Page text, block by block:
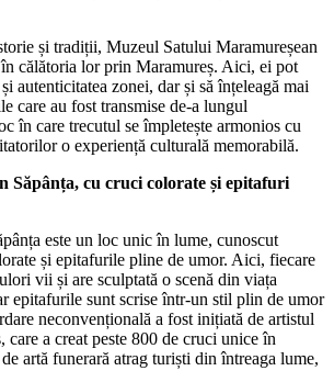
și tradiții, Muzeul Satului Maramureșean
în călătoria lor prin Maramureș. Aici, ei pot
autenticitatea zonei, dar și să înțeleagă mai
care au fost transmise de-a lungul
în care trecutul se împletește armonios cu
o experiență culturală memorabilă.
Săpânța, cu cruci colorate și epitafuri
este un loc unic în lume, cunoscut
și epitafurile pline de umor. Aici, fiecare
vii și are sculptată o scenă din viața
epitafurile sunt scrise într-un stil plin de umor
neconvențională a fost inițiată de artistul
care a creat peste 800 de cruci unice în
artă funerară atrag turiști din întreaga lume,